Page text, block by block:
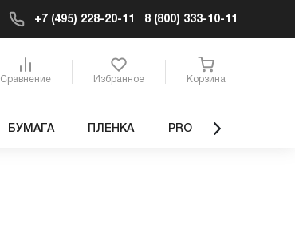
+7 (495) 228-20-11 8 (800) 333-10-11
Сравнение Избранное Корзина
БУМАГА ПЛЕНКА PRO